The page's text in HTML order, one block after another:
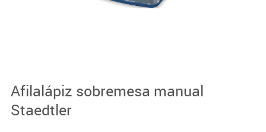
Afilalápiz sobremesa manual
Staedtler